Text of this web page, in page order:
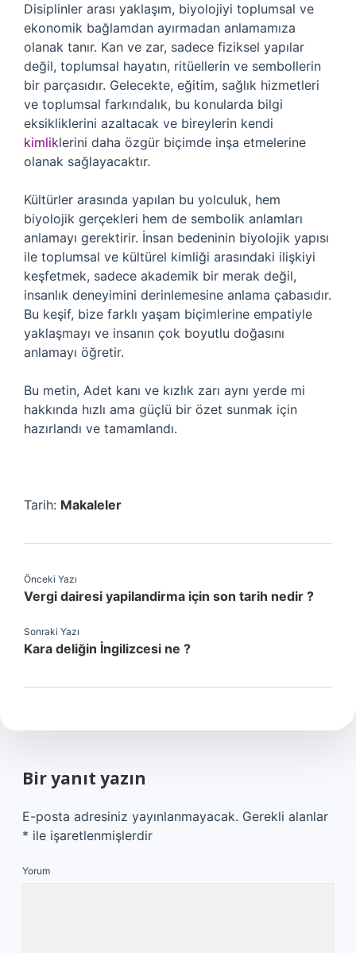
Disiplinler arası yaklaşım, biyolojiyi toplumsal ve
ekonomik bağlamdan ayırmadan anlamamıza
olanak tanır. Kan ve zar, sadece fiziksel yapılar
değil, toplumsal hayatın, ritüellerin ve sembollerin
bir parçasıdır. Gelecekte, eğitim, sağlık hizmetleri
ve toplumsal farkındalık, bu konularda bilgi
eksikliklerini azaltacak ve bireylerin kendi
kimliklerini daha özgür biçimde inşa etmelerine
olanak sağlayacaktır.
Kültürler arasında yapılan bu yolculuk, hem
biyolojik gerçekleri hem de sembolik anlamları
anlamayı gerektirir. İnsan bedeninin biyolojik yapısı
ile toplumsal ve kültürel kimliği arasındaki ilişkiyi
keşfetmek, sadece akademik bir merak değil,
insanlık deneyimini derinlemesine anlama çabasıdır.
Bu keşif, bize farklı yaşam biçimlerine empatiyle
yaklaşmayı ve insanın çok boyutlu doğasını
anlamayı öğretir.
Bu metin, Adet kanı ve kızlık zarı aynı yerde mi
hakkında hızlı ama güçlü bir özet sunmak için
hazırlandı ve tamamlandı.
Tarih: Makaleler
Önceki Yazı
Vergi dairesi yapilandirma için son tarih nedir ?
Sonraki Yazı
Kara deliğin İngilizcesi ne ?
Bir yanıt yazın
E-posta adresiniz yayınlanmayacak. Gerekli alanlar
* ile işaretlenmişlerdir
Yorum